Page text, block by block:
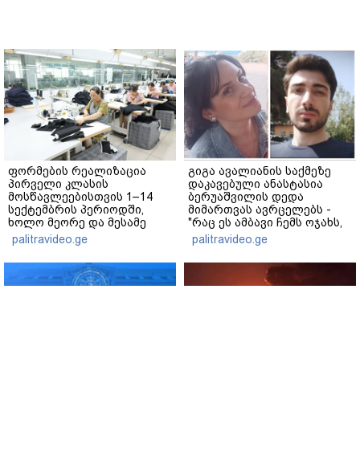
ფორმების რეალიზაცია
პირველი კლასის
მოსწავლეებისთვის 1–14
სექტემბრის პერიოდში,
ხოლო მეორე და მესამე
ეტაპებზე...
palitravideo.ge
გიგა ავალიანის საქმეზე
დაკავებული ანასტასია
ბერუაშვილის დედა
მიმართვას ავრცელებს -
"რაც ეს ამბავი ჩემს ოჯახს,
ჩემს ანასტასიას გადახდა
თავს, მის მერე მე მე არ
ვარ"
palitravideo.ge